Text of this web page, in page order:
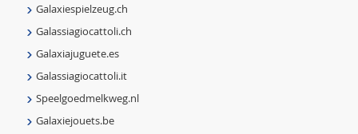
Galaxiespielzeug.ch
Galassiagiocattoli.ch
Galaxiajuguete.es
Galassiagiocattoli.it
Speelgoedmelkweg.nl
Galaxiejouets.be